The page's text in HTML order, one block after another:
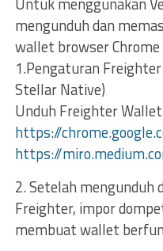
mengunduh dan
wallet browser
1.Pengaturan
Stellar Native)
Unduh Freighter
https://
https://
2. Setelah mengunduh
Freighter, impor
membuat wallet